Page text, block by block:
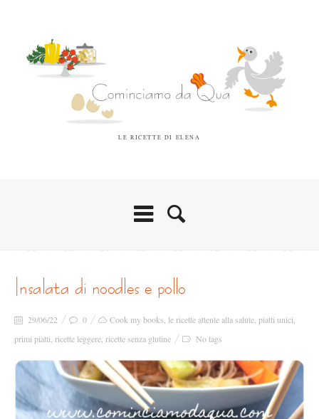
LE RICETTE DI ELENA
insalata di noodles e pollo
29/06/22 0 Cook my books le ricette attente alla salute piatti unici
primi piatti ricette leggere ricette senza glutine No tags